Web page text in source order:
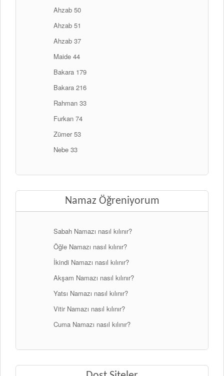
Ahzab 50
Ahzab 51
Ahzab 37
Maide 44
Bakara 179
Bakara 216
Rahman 33
Furkan 74
Zümer 53
Nebe 33
Namaz Öğreniyorum
Sabah Namazı nasıl kılınır?
Öğle Namazı nasıl kılınır?
İkindi Namazı nasıl kılınır?
Akşam Namazı nasıl kılınır?
Yatsı Namazı nasıl kılınır?
Vitir Namazı nasıl kılınır?
Cuma Namazı nasıl kılınır?